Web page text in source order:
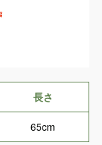
長さ
65cm